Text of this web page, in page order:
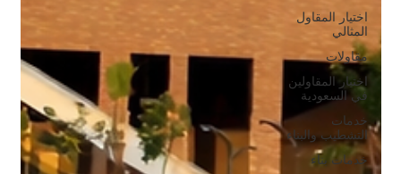
اختيار المقاول
المثالي
مقاولات
اختيار المقاولين
في السعودية
خدمات
التشطيب والبناء
خدمات بناء